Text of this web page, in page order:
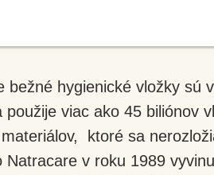
bežné hygienické vložky sú
použije viac ako 45 biliónov
ktoré sa
Natracare v roku 1989